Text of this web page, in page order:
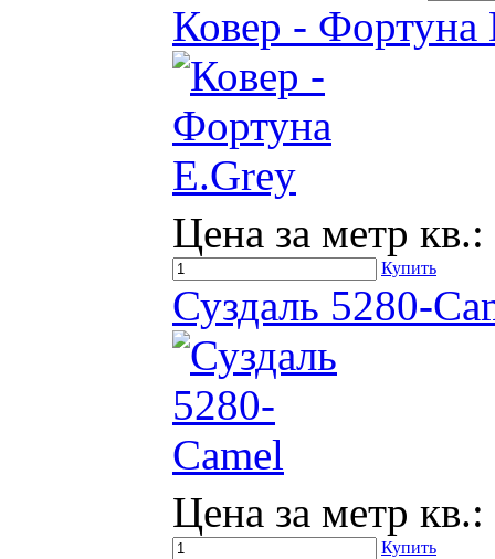
Ковер - Фортуна
Цена за метр кв.:
Купить
Суздаль 5280-
Цена за метр кв.:
Купить